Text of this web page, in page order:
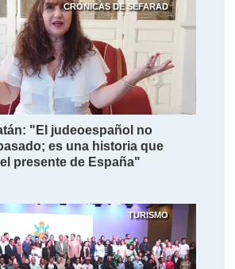
CRÓNICAS DE SEFARAD
"El judeoespañol no
es una historia que
presente de España"
TURISMO